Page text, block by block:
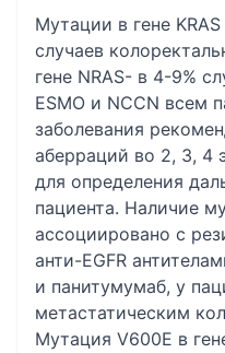
Мутации в гене
случаев
гене NRAS- в 4-9%
ESMO и NCCN всем
заболевания
аберраций во 2, 3, 4
для определения
пациента. Наличие
ассоциировано с
анти-EGFR
и панитумумаб, у
метастатическим
Мутация V600E в